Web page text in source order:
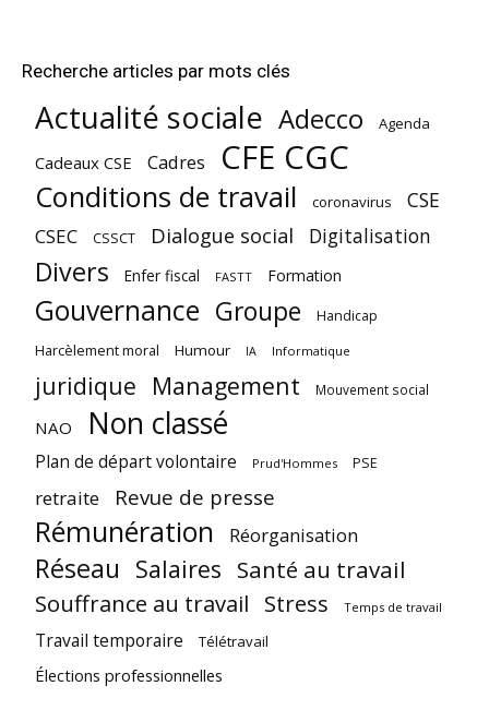
Recherche articles par mots clés
Actualité sociale Adecco Agenda
Cadeaux CSE Cadres CFE CGC
Conditions de travail coronavirus CSE
CSEC CSSCT Dialogue social Digitalisation
Divers Enfer fiscal FASTT Formation
Gouvernance Groupe Handicap
Harcèlement moral Humour IA Informatique
juridique Management Mouvement social
NAO Non classé
Plan de départ volontaire Prud'Hommes PSE
retraite Revue de presse
Rémunération Réorganisation
Réseau Salaires Santé au travail
Souffrance au travail Stress Temps de travail
Travail temporaire Télétravail
Élections professionnelles